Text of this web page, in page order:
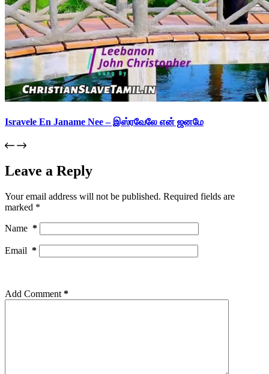
Isravele En Janame Nee – இஸ்ரவேலே என் ஜனமே
Leave a Reply
Your email address will not be published. Required fields are
marked *
Name *
Email *
Add Comment *